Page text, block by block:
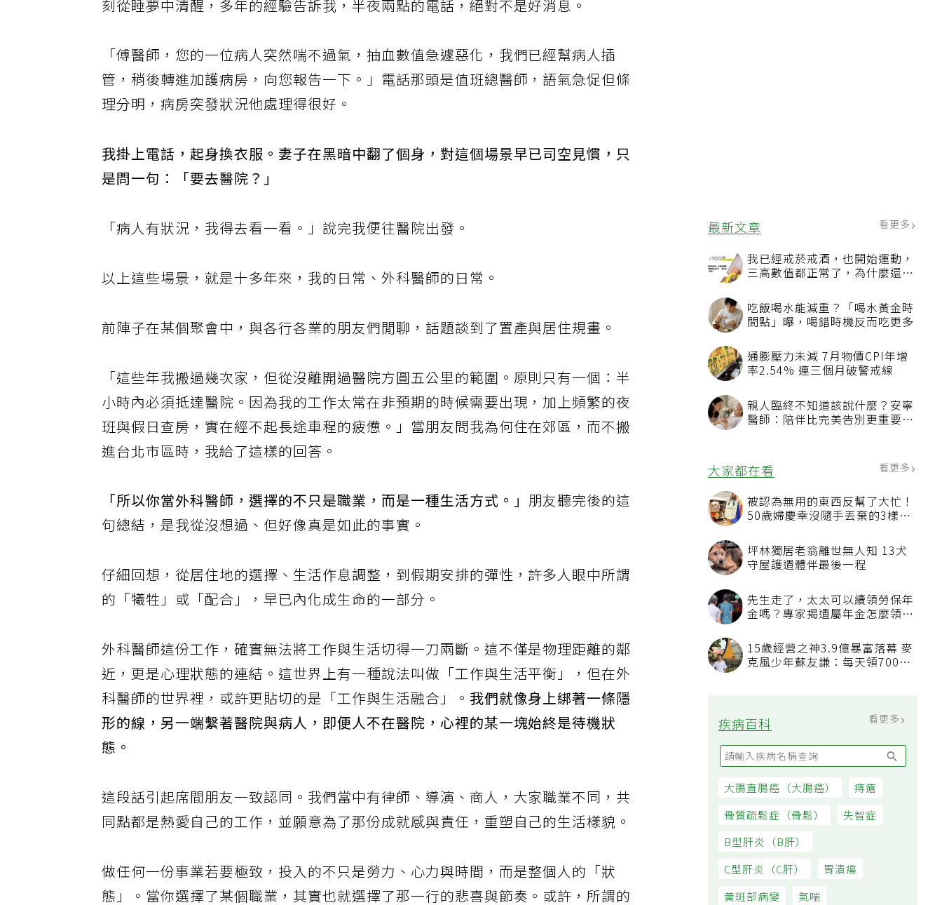
最新文章 看更多
我已經戒菸戒酒，也開始運動，
三高數值都正常了，為什麼還不
吃飯喝水能減重？「喝水黃金時
間點」曝，喝錯時機反而吃更多
通膨壓力未減 7月物價CPI年增
率2.54% 連三個月破警戒線
親人臨終不知道該說什麼？安寧
醫師：陪伴比完美告別更重要，
大家都在看
被認為無用的東西反幫了大忙！
50歲婦慶幸沒隨手丟棄的3樣物
坪林獨居老翁離世無人知 13犬
守屋護遺體伴最後一程
先生走了，太太可以續領勞保年
金嗎？專家揭遺屬年金怎麼領，
看順位還要看資格
15歲經營之神3.9億暴富落幕 麥
克風少年蘇友謙：每天領700元
疾病百科
刻從睡夢中清醒，多年的經驗告訴我，半夜兩點的電話，絕對不是好消息。
「傅醫師，您的一位病人突然喘不過氣，抽血數值急遽惡化，我們已經幫病人插
管，稍後轉進加護病房，向您報告一下。」電話那頭是值班總醫師，語氣急促但條
理分明，病房突發狀況他處理得很好。
我掛上電話，起身換衣服。妻子在黑暗中翻了個身，對這個場景早已司空見慣，只
是問一句：「要去醫院？」
「病人有狀況，我得去看一看。」說完我便往醫院出發。
以上這些場景，就是十多年來，我的日常、外科醫師的日常。
前陣子在某個聚會中，與各行各業的朋友們閒聊，話題談到了置產與居住規畫。
「這些年我搬過幾次家，但從沒離開過醫院方圓五公里的範圍。原則只有一個：半
小時內必須抵達醫院。因為我的工作太常在非預期的時候需要出現，加上頻繁的夜
班與假日查房，實在經不起長途車程的疲憊。」當朋友問我為何住在郊區，而不搬
進台北市區時，我給了這樣的回答。
「所以你當外科醫師，選擇的不只是職業，而是一種生活方式。」朋友聽完後的這
句總結，是我從沒想過、但好像真是如此的事實。
仔細回想，從居住地的選擇、生活作息調整，到假期安排的彈性，許多人眼中所謂
的「犧牲」或「配合」，早已內化成生命的一部分。
外科醫師這份工作，確實無法將工作與生活切得一刀兩斷。這不僅是物理距離的鄰
近，更是心理狀態的連結。這世界上有一種說法叫做「工作與生活平衡」，但在外
科醫師的世界裡，或許更貼切的是「工作與生活融合」。我們就像身上綁著一條隱
形的線，另一端繫著醫院與病人，即便人不在醫院，心裡的某一塊始終是待機狀
態。
這段話引起席間朋友一致認同。我們當中有律師、導演、商人，大家職業不同，共
同點都是熱愛自己的工作，並願意為了那份成就感與責任，重塑自己的生活樣貌。
做任何一份事業若要極致，投入的不只是勞力、心力與時間，而是整個人的「狀